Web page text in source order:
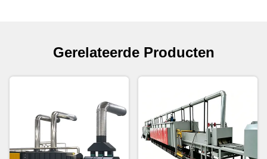
Gerelateerde Producten